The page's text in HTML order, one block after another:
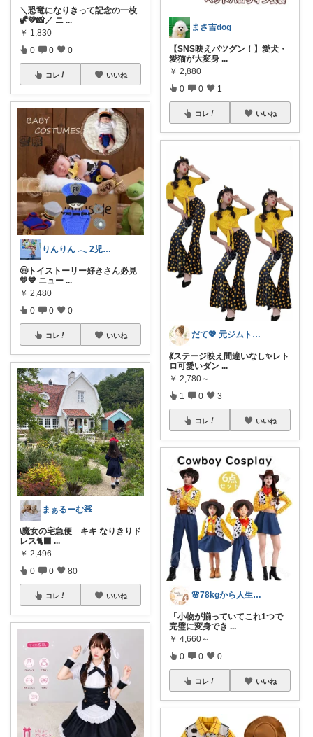
＼恐竜になりきって記念の一枚
🦖💚📸／ ニ ...
￥ 1,830
0 0 0
コレ いいね
りんりん ‪𓂃 2児のママ
🤠トイストーリー好きさん必見
💛💙 ニュー ...
￥ 2,480
0 0 0
コレ いいね
まぁるーむ🧸
\魔女の宅急便 キキ なりきりド
レス🐈‍⬛
...
￥ 2,496
0 0 80
コレ いいね
まさ吉dog
【SNS映えバツグン！】愛犬・
愛猫が大変身 ...
￥ 2,880
0 0 1
コレ いいね
だて💖 元ジムトレーナーママ子育て美容
💃ステージ映え間違いなし✨レト
ロ可愛いダン ...
￥ 2,780～
1 0 3
コレ いいね
🌸78kgから人生最後のダイエット挑戦
「小物が揃っていてこれ1つで
完璧に変身でき ...
￥ 4,660～
0 0 0
コレ いいね